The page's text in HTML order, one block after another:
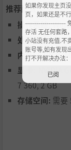
推荐配置:
操作系统:
处理器:Intel
内存:6 GB RAM
显卡:
NVIDIA
7 360, 2 GB
存储空间: 需要
如果你发现主页
页，如果还是不
---------------------
存活 无任何套路
小站没有充值.不
账号等,如有发现
打不开解决办法：
已阅